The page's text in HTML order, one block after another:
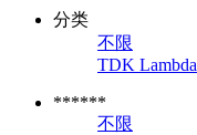
分类
不限
TDK Lambda
******
不限